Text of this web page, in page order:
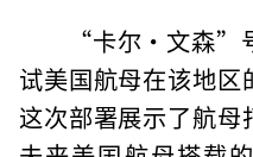
“卡尔·文森”
试美国航母在该地区
这次部署展示了航母